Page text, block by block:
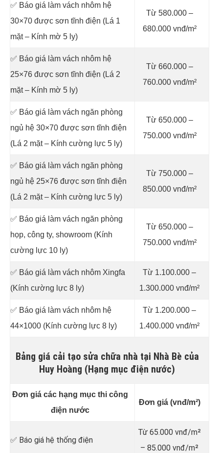
✅ Báo giá làm vách nhôm hệ
30×70 được sơn tĩnh điện (Lá 1
mặt – Kính mờ 5 ly)
Từ 580.000 –
680.000 vnđ/m²
✅ Báo giá làm vách nhôm hệ
25×76 được sơn tĩnh điện (Lá 2
mặt – Kính mờ 5 ly)
Từ 660.000 –
760.000 vnđ/m²
✅ Báo giá làm vách ngăn phòng
ngủ hệ 30×70 được sơn tĩnh điện
(Lá 2 mặt – Kính cường lực 5 ly)
Từ 650.000 –
750.000 vnđ/m²
✅ Báo giá làm vách ngăn phòng
ngủ hệ 25×76 được sơn tĩnh điện
(Lá 2 mặt – Kính cường lực 5 ly)
Từ 750.000 –
850.000 vnđ/m²
✅ Báo giá làm vách ngăn phòng
họp, công ty, showroom (Kính
cường lực 10 ly)
Từ 650.000 –
750.000 vnđ/m²
✅ Báo giá làm vách nhôm Xingfa
(Kính cường lực 8 ly)
Từ 1.100.000 –
1.300.000 vnđ/m²
✅ Báo giá làm vách nhôm hệ
44×1000 (Kính cường lực 8 ly)
Từ 1.200.000 –
1.400.000 vnđ/m²
Bảng giá cải tạo sửa chữa nhà tại Nhà Bè của
Huy Hoàng (Hạng mục điện nước)
Đơn giá các hạng mục thi công
điện nước
Đơn giá (vnđ/m²)
✅ Báo giá hệ thống điện
Từ 65.000 vnđ/m²
– 85.000 vnđ/m²